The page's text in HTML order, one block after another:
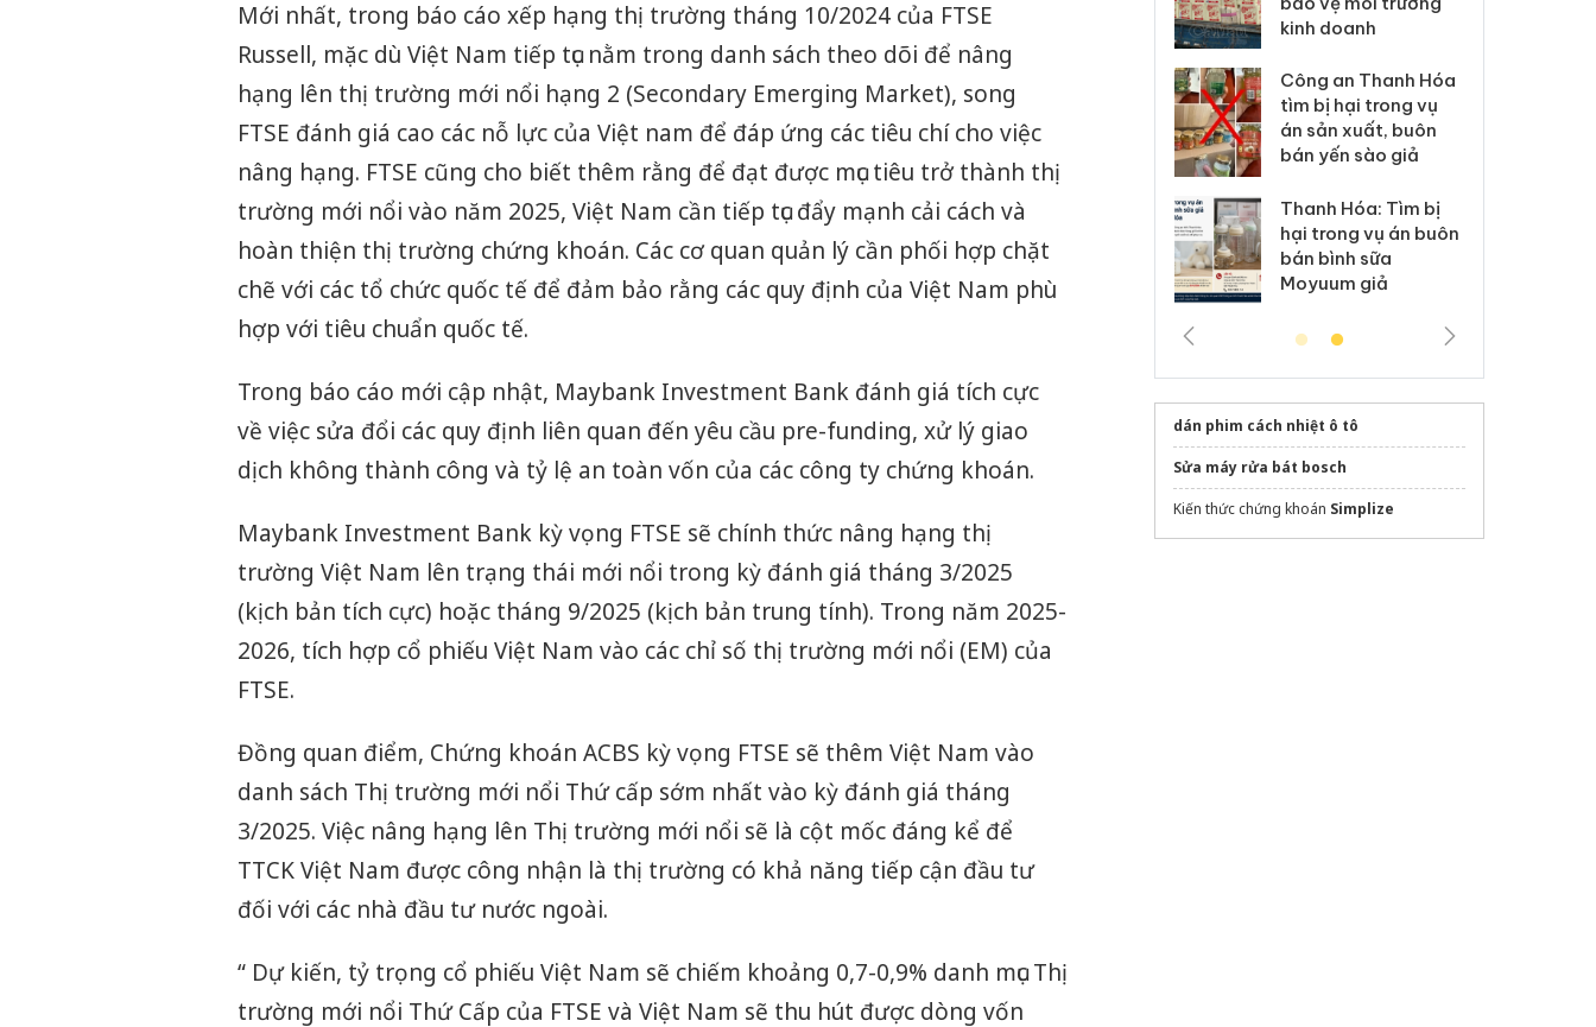
Mới nhất, trong báo cáo xếp hạng thị trường tháng 10/2024 của FTSE
Russell, mặc dù Việt Nam tiếp tục nằm trong danh sách theo dõi để nâng
hạng lên thị trường mới nổi hạng 2 (Secondary Emerging Market), song
FTSE đánh giá cao các nỗ lực của Việt nam để đáp ứng các tiêu chí cho việc
nâng hạng. FTSE cũng cho biết thêm rằng để đạt được mục tiêu trở thành thị
trường mới nổi vào năm 2025, Việt Nam cần tiếp tục đẩy mạnh cải cách và
hoàn thiện thị trường chứng khoán. Các cơ quan quản lý cần phối hợp chặt
chẽ với các tổ chức quốc tế để đảm bảo rằng các quy định của Việt Nam phù
hợp với tiêu chuẩn quốc tế.
Trong báo cáo mới cập nhật, Maybank Investment Bank đánh giá tích cực
về việc sửa đổi các quy định liên quan đến yêu cầu pre-funding, xử lý giao
dịch không thành công và tỷ lệ an toàn vốn của các công ty chứng khoán.
Maybank Investment Bank kỳ vọng FTSE sẽ chính thức nâng hạng thị
trường Việt Nam lên trạng thái mới nổi trong kỳ đánh giá tháng 3/2025
(kịch bản tích cực) hoặc tháng 9/2025 (kịch bản trung tính). Trong năm 2025-
2026, tích hợp cổ phiếu Việt Nam vào các chỉ số thị trường mới nổi (EM) của
FTSE.
Đồng quan điểm, Chứng khoán ACBS kỳ vọng FTSE sẽ thêm Việt Nam vào
danh sách Thị trường mới nổi Thứ cấp sớm nhất vào kỳ đánh giá tháng
3/2025. Việc nâng hạng lên Thị trường mới nổi sẽ là cột mốc đáng kể để
TTCK Việt Nam được công nhận là thị trường có khả năng tiếp cận đầu tư
đối với các nhà đầu tư nước ngoài.
“ Dự kiến, tỷ trọng cổ phiếu Việt Nam sẽ chiếm khoảng 0,7-0,9% danh mục Thị
trường mới nổi Thứ Cấp của FTSE và Việt Nam sẽ thu hút được dòng vốn
kinh doanh
tìm bị hại trong vụ
án sản xuất, buôn
Thanh Hóa: Tìm bị
bán bình sữa
Moyuum giả
mạo
Lào Cai xử lý 83 vụ vi
phạm thương mại
trong tháng 7
Hưng Yên: Xử lý 6 hộ
kinh doanh bán hàng
giả mạo nhãn hiệu
Adidas, Nike
dán phim cách nhiệt ô tô
Sửa máy rửa bát bosch
Kiến thức chứng khoán Simplize